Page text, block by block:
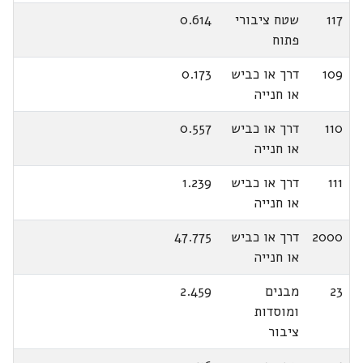
117
שטח ציבורי
פתוח
0.614
109
דרך או כביש
או חנייה
0.173
110
דרך או כביש
או חנייה
0.557
111
דרך או כביש
או חנייה
1.239
2000
דרך או כביש
או חנייה
47.775
23
מבנים
ומוסדות
ציבור
2.459